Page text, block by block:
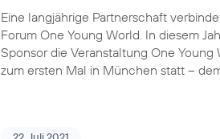
Eine langjährige Partnerschaft
Forum One Young World. In diesem
Sponsor die Veranstaltung One
zum ersten Mal in München statt –